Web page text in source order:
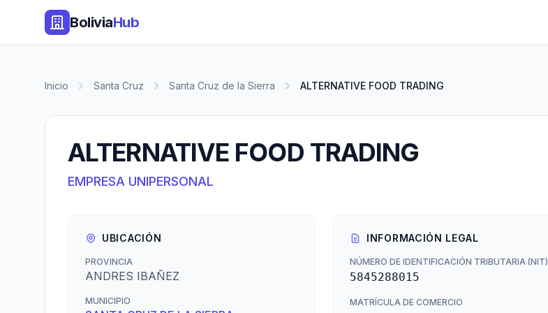
BoliviaHub
Inicio Santa Cruz Santa Cruz de la Sierra ALTERNATIVE FOOD TRADING
ALTERNATIVE FOOD TRADING
EMPRESA UNIPERSONAL
UBICACIÓN
PROVINCIA
ANDRES IBAÑEZ
MUNICIPIO
INFORMACIÓN LEGAL
NÚMERO DE IDENTIFICACIÓN TRIBUTARIA (NIT)
5845288015
MATRÍCULA DE COMERCIO